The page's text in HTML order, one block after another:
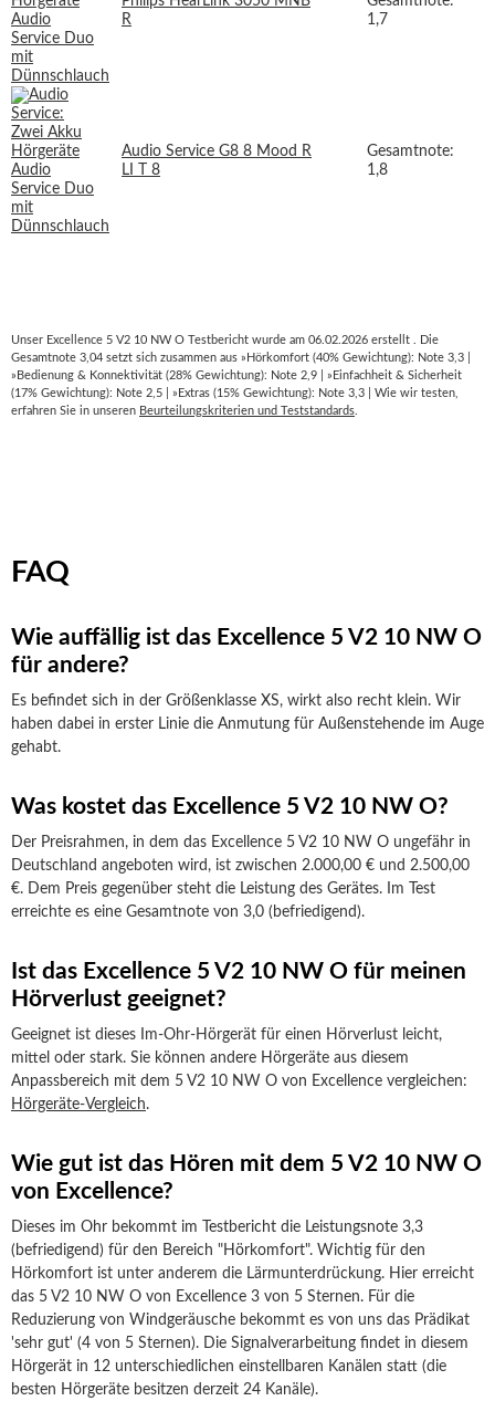
R
1,7
Audio Service G8 8 Mood R
LI T 8
Gesamtnote:
1,8
Unser Excellence 5 V2 10 NW O Testbericht wurde am 06.02.2026 erstellt . Die
Gesamtnote 3,04 setzt sich zusammen aus »Hörkomfort (40% Gewichtung): Note 3,3 |
»Bedienung & Konnektivität (28% Gewichtung): Note 2,9 | »Einfachheit & Sicherheit
(17% Gewichtung): Note 2,5 | »Extras (15% Gewichtung): Note 3,3 | Wie wir testen,
erfahren Sie in unseren Beurteilungskriterien und Teststandards
FAQ
Wie auffällig ist das Excellence 5 V2 10 NW O
für andere?
Es befindet sich in der Größenklasse XS, wirkt also recht klein. Wir
haben dabei in erster Linie die Anmutung für Außenstehende im Auge
gehabt.
Was kostet das Excellence 5 V2 10 NW O?
Der Preisrahmen, in dem das Excellence 5 V2 10 NW O ungefähr in
Deutschland angeboten wird, ist zwischen 2.000,00 € und 2.500,00
€. Dem Preis gegenüber steht die Leistung des Gerätes. Im Test
erreichte es eine Gesamtnote von 3,0 (befriedigend).
Ist das Excellence 5 V2 10 NW O für meinen
Hörverlust geeignet?
Geeignet ist dieses Im-Ohr-Hörgerät für einen Hörverlust leicht,
mittel oder stark. Sie können andere Hörgeräte aus diesem
Anpassbereich mit dem 5 V2 10 NW O von Excellence vergleichen:
Hörgeräte-Vergleich.
Wie gut ist das Hören mit dem 5 V2 10 NW O
von Excellence?
Dieses im Ohr bekommt im Testbericht die Leistungsnote 3,3
(befriedigend) für den Bereich "Hörkomfort". Wichtig für den
Hörkomfort ist unter anderem die Lärmunterdrückung. Hier erreicht
das 5 V2 10 NW O von Excellence 3 von 5 Sternen. Für die
Reduzierung von Windgeräusche bekommt es von uns das Prädikat
'sehr gut' (4 von 5 Sternen). Die Signalverarbeitung findet in diesem
Hörgerät in 12 unterschiedlichen einstellbaren Kanälen statt (die
besten Hörgeräte besitzen derzeit 24 Kanäle).